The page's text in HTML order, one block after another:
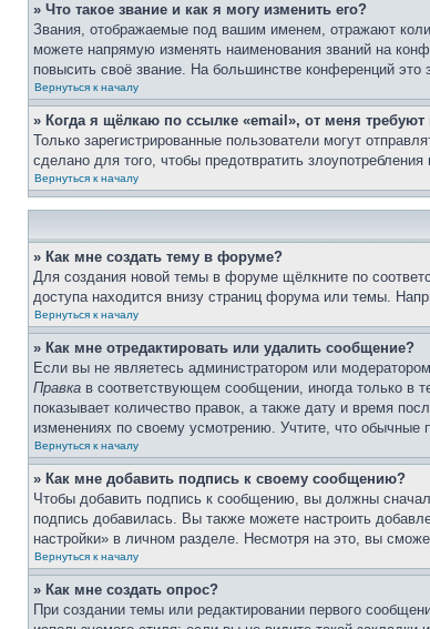
» Что такое звание и как я могу изменить его?
Звания, отображаемые под вашим именем, отражают
можете напрямую изменять наименования званий на
повысить своё звание. На большинстве конференций
Вернуться к началу
» Когда я щёлкаю по ссылке «email», от меня
Только зарегистрированные пользователи могут
сделано для того, чтобы предотвратить
Вернуться к началу
» Как мне создать тему в форуме?
Для создания новой темы в форуме щёлкните по
доступа находится внизу страниц форума или темы.
Вернуться к началу
» Как мне отредактировать или удалить сообщение?
Если вы не являетесь администратором или
Правка в соответствующем сообщении, иногда только в
показывает количество правок, а также дату и время
изменениях по своему усмотрению. Учтите, что обычные
Вернуться к началу
» Как мне добавить подпись к своему сообщению?
Чтобы добавить подпись к сообщению, вы должны
подпись добавилась. Вы также можете настроить
настройки» в личном разделе. Несмотря на это, вы
Вернуться к началу
» Как мне создать опрос?
При создании темы или редактировании первого